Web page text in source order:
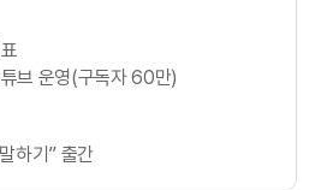
브 운영(구독자 60만)
하기” 출간